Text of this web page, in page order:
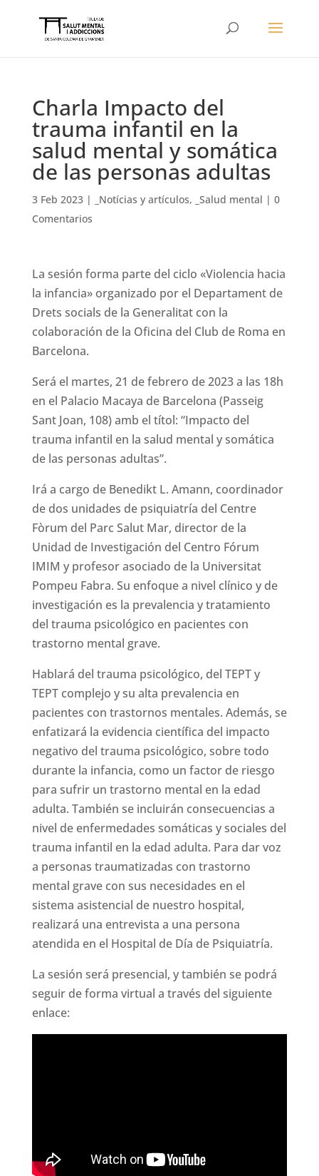
Charla Impacto del
trauma infantil en la
salud mental y somática
de las personas adultas
3 Feb 2023| _Notícias y artículos, _Salud mental | 0
Comentarios
La sesión forma parte del ciclo «Violencia hacia
la infancia» organizado por el Departament de
Drets socials de la Generalitat con la
colaboración de la Oficina del Club de Roma en
Barcelona.
Será el martes, 21 de febrero de 2023 a las 18h
en el Palacio Macaya de Barcelona (Passeig
Sant Joan, 108) amb el títol: “Impacto del
trauma infantil en la salud mental y somática
de las personas adultas”.
Irá a cargo de Benedikt L. Amann, coordinador
de dos unidades de psiquiatría del Centre
Fòrum del Parc Salut Mar, director de la
Unidad de Investigación del Centro Fórum
IMIM y profesor asociado de la Universitat
Pompeu Fabra. Su enfoque a nivel clínico y de
investigación es la prevalencia y tratamiento
del trauma psicológico en pacientes con
trastorno mental grave.
Hablará del trauma psicológico, del TEPT y
TEPT complejo y su alta prevalencia en
pacientes con trastornos mentales. Además, se
enfatizará la evidencia científica del impacto
negativo del trauma psicológico, sobre todo
durante la infancia, como un factor de riesgo
para sufrir un trastorno mental en la edad
adulta. También se incluirán consecuencias a
nivel de enfermedades somáticas y sociales del
trauma infantil en la edad adulta. Para dar voz
a personas traumatizadas con trastorno
mental grave con sus necesidades en el
sistema asistencial de nuestro hospital,
realizará una entrevista a una persona
atendida en el Hospital de Día de Psiquiatría.
La sesión será presencial, y también se podrá
seguir de forma virtual a través del siguiente
enlace: